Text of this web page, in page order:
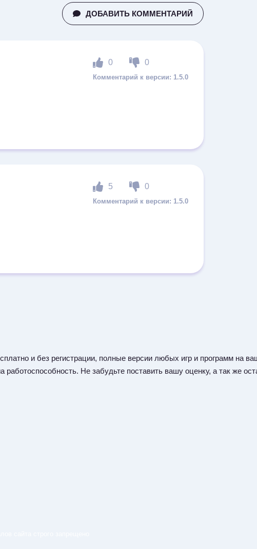
ДОБАВИТЬ КОММЕНТАРИЙ
0 0
1.5.0
5 0
1.5.0
и без регистрации, полные версии любых игр и программ на
Не забудьте поставить вашу оценку, а так же